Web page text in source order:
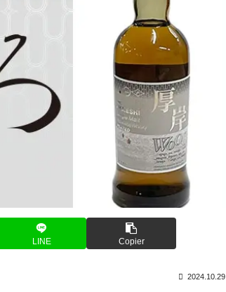
LINE Copier
2024.10.29